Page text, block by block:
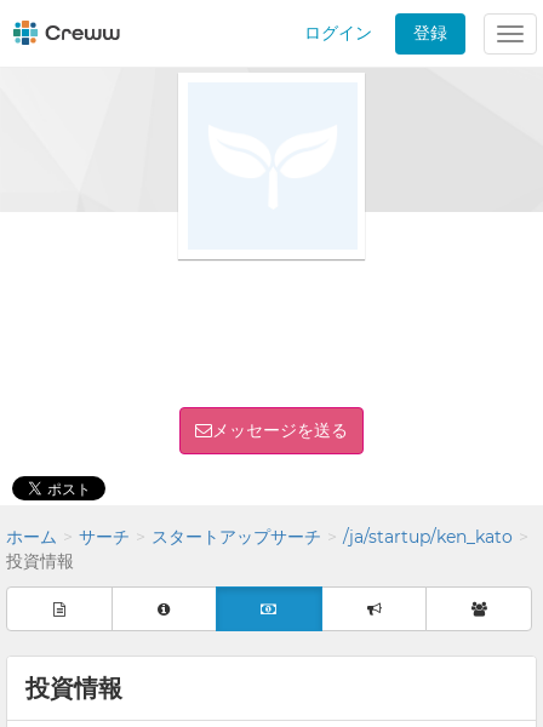
ログイン 登録
メッセージを送る
ホーム サーチ スタートアップサーチ
/ja/startup/ken_kato
投資情報
投資情報